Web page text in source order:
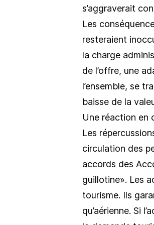
s’aggraverait
Les
resteraient
la charge
de l’offre, une
l’ensemble, se
baisse de la
Une réaction en
Les
circulation des
accords des
guillotine». Les
tourisme. Ils
qu’aérienne. Si